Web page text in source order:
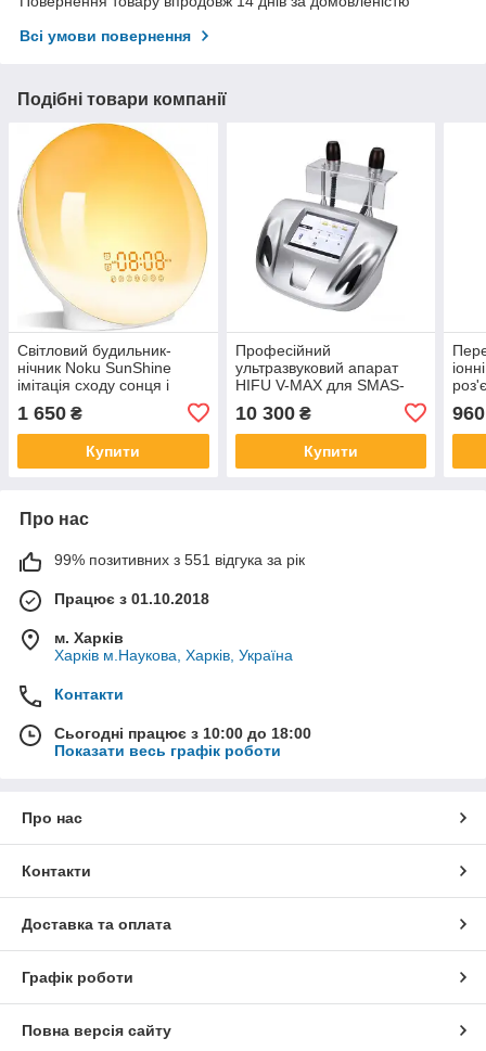
Всі умови повернення
Подібні товари компанії
Світловий будильник-
нічник Noku SunShine
імітація сходу сонця і
1 650 ₴
Купити
Професійний
ультразвуковий апарат
HIFU V-MAX для SMAS-
ліфтингу та антивікового
догляду
10 300₴
Купити
шт.
960
Про нас
99% позитивних з 551 відгука за рік
Працює з 01.10.2018
м. Харків
Харків м.Наукова, Харків, Україна
Контакти
Сьогодні працює з 10:00 до 18:00
Показати весь графік роботи
Про нас
Контакти
Доставка та оплата
Графік роботи
Повна версія сайту